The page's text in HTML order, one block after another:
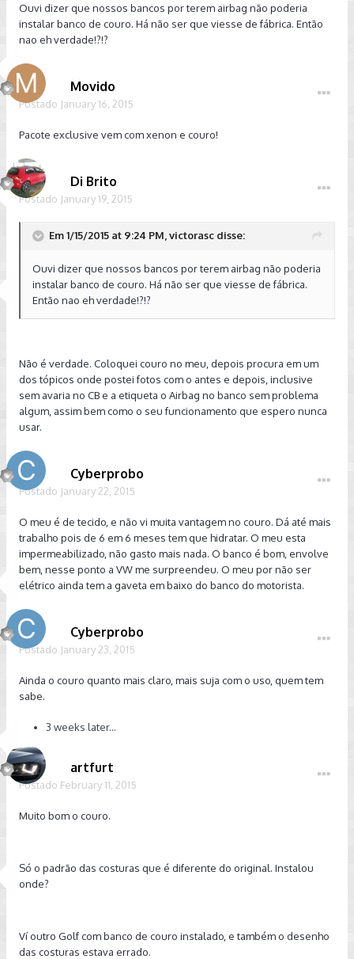
Ouvi dizer que nossos bancos por terem airbag não poderia
instalar banco de couro. Há não ser que viesse de fábrica. Então
nao eh verdade!?!?
Movido
Postado January 16, 2015
Pacote exclusive vem com xenon e couro!
Di Brito
Postado January 19, 2015
Em 1/15/2015 at 9:24 PM, victorasc disse:
Ouvi dizer que nossos bancos por terem airbag não poderia
instalar banco de couro. Há não ser que viesse de fábrica.
Então nao eh verdade!?!?
Não é verdade. Coloquei couro no meu, depois procura em um
dos tópicos onde postei fotos com o antes e depois, inclusive
sem avaria no CB e a etiqueta o Airbag no banco sem problema
algum, assim bem como o seu funcionamento que espero nunca
usar.
Cyberprobo
Postado January 22, 2015
O meu é de tecido, e não vi muita vantagem no couro. Dá até mais
trabalho pois de 6 em 6 meses tem que hidratar. O meu esta
impermeabilizado, não gasto mais nada. O banco é bom, envolve
bem, nesse ponto a VW me surpreendeu. O meu por não ser
elétrico ainda tem a gaveta em baixo do banco do motorista.
Cyberprobo
Postado January 23, 2015
Ainda o couro quanto mais claro, mais suja com o uso, quem tem
sabe.
3 weeks later...
artfurt
Postado February 11, 2015
Muito bom o couro.
Só o padrão das costuras que é diferente do original. Instalou
onde?
Ví outro Golf com banco de couro instalado, e também o desenho
das costuras estava errado.